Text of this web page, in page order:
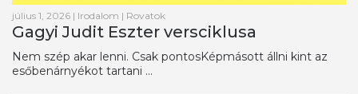
július 1, 2026 | Irodalom | Rovatok
Gagyi Judit Eszter versciklusa
Nem szép akar lenni. Csak pontosKépmásott állni kint az
esőbenárnyékot tartani ...